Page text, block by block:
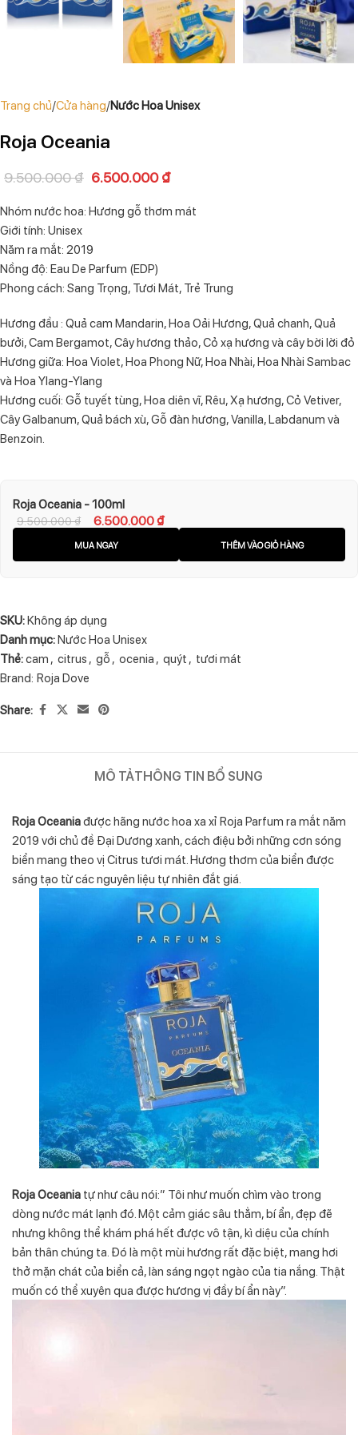
Trang chủ Cửa hàng Nước Hoa Unisex
Roja Oceania
9.500.000₫ 6.500.000₫
Nhóm nước hoa: Hương gỗ thơm mát
Giới tính: Unisex
Năm ra mắt: 2019
Nồng độ: Eau De Parfum (EDP)
Phong cách: Sang Trọng, Tươi Mát, Trẻ Trung
Hương đầu : Quả cam Mandarin, Hoa Oải Hương, Quả chanh, Quả
bưởi, Cam Bergamot, Cây hương thảo, Cỏ xạ hương và cây bời lời đỏ
Hương giữa: Hoa Violet, Hoa Phong Nữ, Hoa Nhài, Hoa Nhài Sambac
và Hoa Ylang-Ylang
Hương cuối: Gỗ tuyết tùng, Hoa diên vĩ, Rêu, Xạ hương, Cỏ Vetiver,
Cây Galbanum, Quả bách xù, Gỗ đàn hương, Vanilla, Labdanum và
Benzoin.
Roja Oceania - 100ml
9.500.000₫ 6.500.000₫
MUA NGAY THÊM VÀO GIỎ HÀNG
SKU:Không áp dụng
Danh mục:Nước Hoa Unisex
Thẻ:cam , citrus , gỗ , ocenia , quýt , tươi mát
Brand: Roja Dove
Share:
MÔ TẢTHÔNG TIN BỔ SUNG
Roja Oceaniađược hãng nước hoa xa xỉ Roja Parfum ra mắt năm
2019 với chủ đề Đại Dương xanh, cách điệu bởi những cơn sóng
biển mang theo vị Citrus tươi mát. Hương thơm của biển được
sáng tạo từ các nguyên liệu tự nhiên đắt giá.
Roja Oceania tự như câu nói:” Tôi như muốn chìm vào trong
dòng nước mát lạnh đó. Một cảm giác sâu thẳm, bí ẩn, đẹp đẽ
nhưng không thể khám phá hết được vô tận, kì diệu của chính
bản thân chúng ta. Đó là một mùi hương rất đặc biệt, mang hơi
thở mặn chát của biển cả, làn sáng ngọt ngào của tia nắng. Thật
muốn có thể xuyên qua được hương vị đầy bí ẩn này”.